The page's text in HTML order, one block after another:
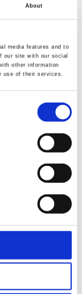
About
media features and to
our site with our social
other information
use of their services.
PWJS199.Red
Honeysuckle